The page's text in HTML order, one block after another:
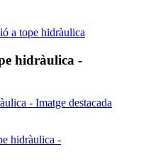
a tope hidràulica
hidràulica -